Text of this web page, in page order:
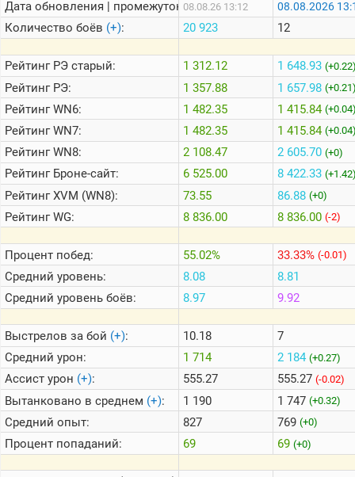
стримеров
Информация
Онлайн
Цветовая
шкала
Теlegram
ВК
Портал
Мира
Дата обновления | промежуток:
Количество боёв (+):
РейтингРЭ старый:
РейтингРЭ:
РейтингWN6:
РейтингWN7:
РейтингWN8:
РейтингБроне-сайт:
РейтингXVM (WN8):
РейтингWG:
Процент побед:
Средний уровень:
Средний уровень боёв:
Выстрелов за бой (+):
Средний урон:
Ассист урон (+):
Вытанковано в среднем (+):
Средний опыт:
Процент попаданий:
08.08.26 13:12
20 923
1 312.12
1 357.88
1 482.35
1 482.35
2 108.47
6 525.00
73.55
8 836.00
55.02%
8.08
8.97
10.18
1 714
555.27
1 190
827
69
08.08.2026
12
1 648.93
1 657.98
1 415.84
1 415.84
2 605.70 (+0)
8 422.33
86.88 (+0)
8 836.00 (-2)
33.33% (-0.01)
8.81
9.92
7
2 184 (+0.27)
555.27 (-0.02)
1 747 (+0.32)
769 (+0)
69 (+0)